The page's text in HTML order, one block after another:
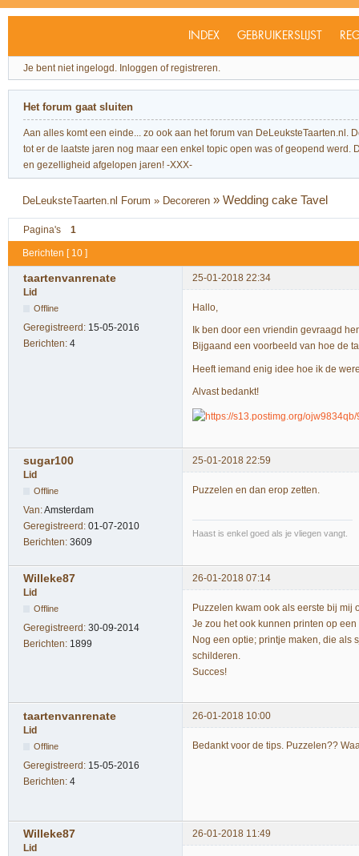
INDEX GEBRUIKERSLIJST
Je bent niet ingelogd. Inloggen of registreren.
Het forum gaat sluiten
Aan alles komt een einde... zo ook aan het forum van
tot er de laatste jaren nog maar een enkel topic open was of geopend
en gezelligheid afgelopen jaren! -XXX-
DeLeuksteTaarten.nl Forum » Decoreren »Wedding cake Tavel
Pagina's 1
Berichten [ 10 ]
taartenvanrenate
25-01-2018 22:34
Lid
Offline
Geregistreerd: 15-05-2016
Berichten: 4
Hallo,
Ik ben door een vriendin gevraagd
Bijgaand een voorbeeld van hoe de
Heeft iemand enig idee hoe ik de
Alvast bedankt!
sugar100
25-01-2018 22:59
Lid
Offline
Van:Amsterdam
Geregistreerd: 01-07-2010
Berichten: 3609
Puzzelen en dan erop zetten.
Haast is enkel goed als je vliegen vangt.
Willeke87
26-01-2018 07:14
Lid
Offline
Geregistreerd: 30-09-2014
Berichten: 1899
Puzzelen kwam ook als eerste bij mij
Je zou het ook kunnen printen op
Nog een optie; printje maken, die als
schilderen.
Succes!
taartenvanrenate
26-01-2018 10:00
Lid
Offline
Geregistreerd: 15-05-2016
Berichten: 4
Bedankt voor de tips. Puzzelen??
Willeke87
26-01-2018 11:49
Lid